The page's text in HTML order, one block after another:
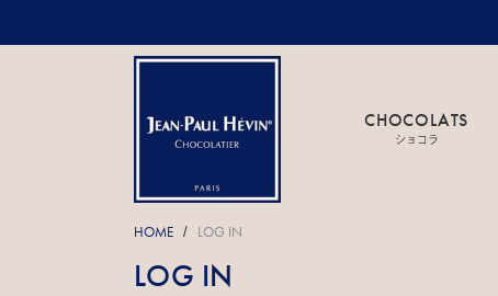
CHOCOLATS
ショコラ
HOME / LOG IN
LOG IN